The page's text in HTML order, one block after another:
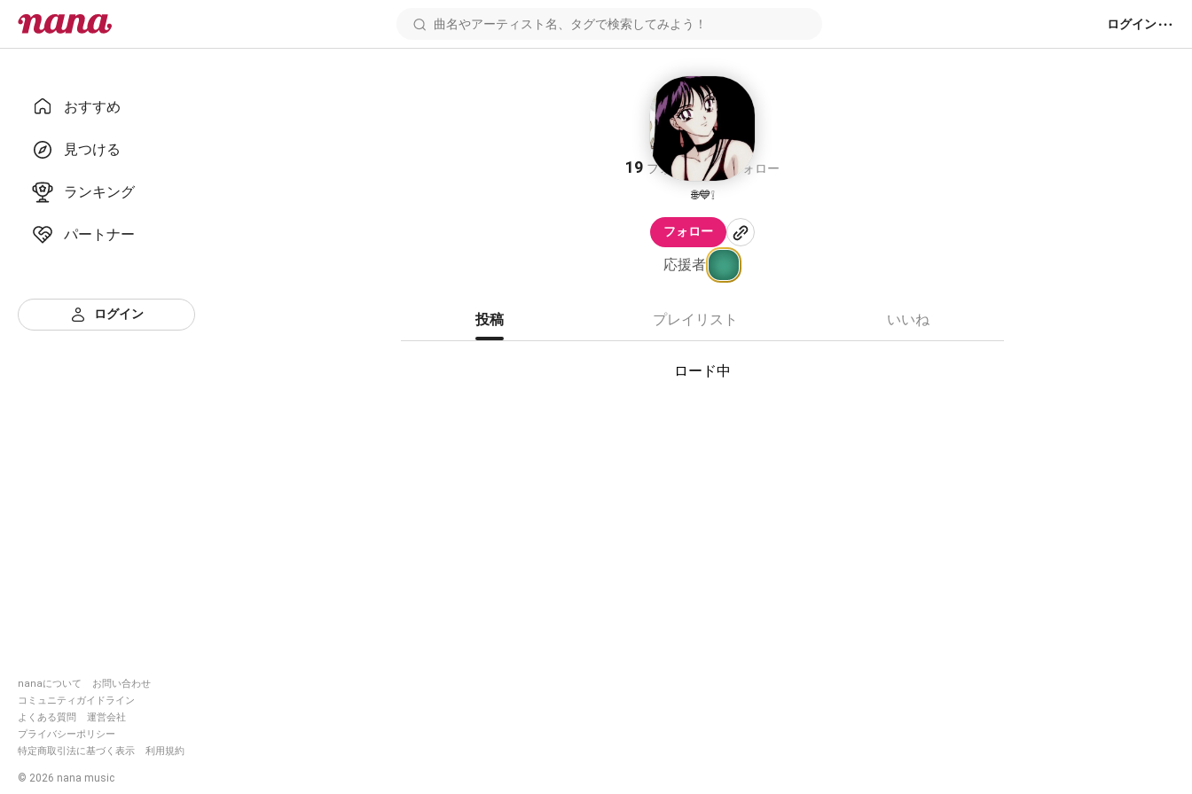
ログイン
おすすめ
見つける
ランキング
パートナー
ログイン
nanaについて
お問い合わせ
コミュニティガイドライン
よくある質問
運営会社
プライバシーポリシー
特定商取引法に基づく表示
利用規約
© 2026 nana music
Jein
19 フォロワー37 フォロー
🌐💙❕
フォロー
応援者
投稿 プレイリスト いいね
ロード中